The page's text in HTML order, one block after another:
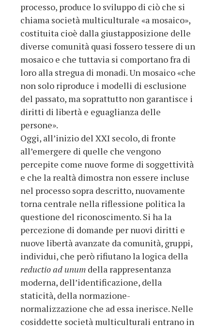
processo, produce lo sviluppo di ciò che si
chiama società multiculturale «a mosaico»,
costituita cioè dalla giustapposizione delle
diverse comunità quasi fossero tessere di un
mosaico e che tuttavia si comportano fra di
loro alla stregua di monadi. Un mosaico «che
non solo riproduce i modelli di esclusione
del passato, ma soprattutto non garantisce i
diritti di libertà e eguaglianza delle
persone».
Oggi, all’inizio del XXI secolo, di fronte
all’emergere di quelle che vengono
percepite come nuove forme di soggettività
e che la realtà dimostra non essere incluse
nel processo sopra descritto, nuovamente
torna centrale nella riflessione politica la
questione del riconoscimento. Si ha la
percezione di domande per nuovi diritti e
nuove libertà avanzate da comunità, gruppi,
individui, che però rifiutano la logica della
reductio ad unum della rappresentanza
moderna, dell’identificazione, della
staticità, della normazione-
normalizzazione che ad essa inerisce. Nelle
cosiddette società multiculturali entrano in